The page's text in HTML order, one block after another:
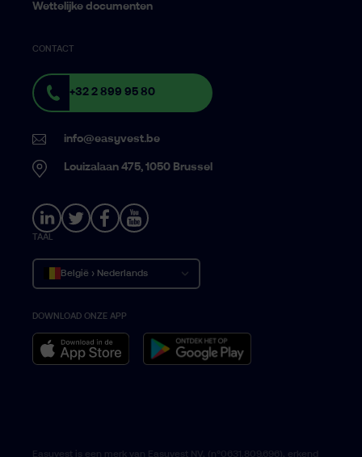
Wettelijke documenten
CONTACT
+32 2 899 95 80
info@easyvest.be
Louizalaan 475, 1050 Brussel
TAAL
België › Nederlands
Belgique › Français
Belgium › English
DOWNLOAD ONZE APP
Easyvest is een merk van Easyvest NV, (n°0631.809.696), erkend